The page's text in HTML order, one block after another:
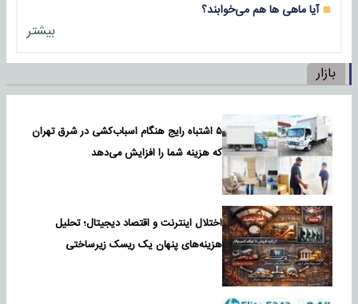
آیا ماهی‌ ها هم می‌‌خوابند؟
بیشتر
بازار
۵ اشتباه رایج هنگام اسباب‌کشی در شرق تهران
که هزینه شما را افزایش می‌دهد
اختلال اینترنت و اقتصاد دیجیتال؛ تحلیل
هزینه‌های پنهان یک ریسک زیرساختی